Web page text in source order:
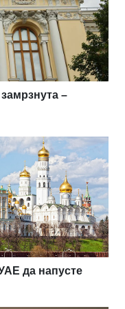
–
да напусте